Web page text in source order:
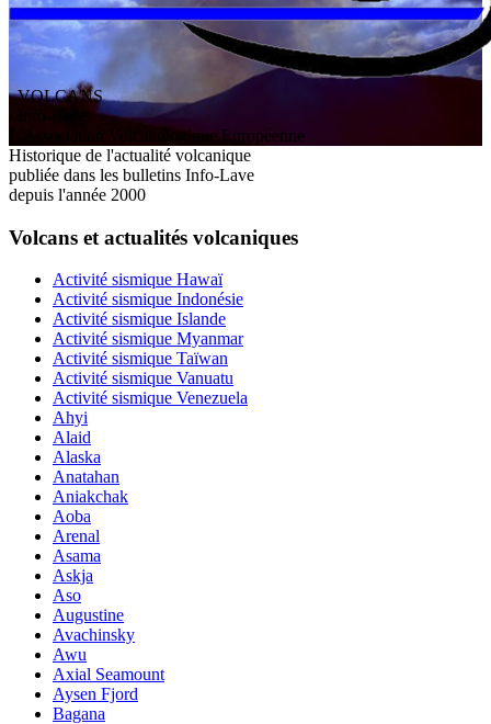
VOLCANS
ssociation V olcanologiqueEuropéenne
Historique de l'actualité volcanique
publiée dans les bulletins Info-Lave
depuis l'année 2000
Volcans et actualités volcaniques
Activité sismique Hawaï
Activité sismique Indonésie
Activité sismique Islande
Activité sismique Myanmar
Activité sismique Taïwan
Activité sismique Vanuatu
Activité sismique Venezuela
Ahyi
Alaid
Alaska
Anatahan
Aniakchak
Aoba
Arenal
Asama
Askja
Aso
Augustine
Avachinsky
Awu
Axial Seamount
Aysen Fjord
Bagana